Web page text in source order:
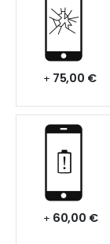
+ 75,00 €
+ 60,00 €